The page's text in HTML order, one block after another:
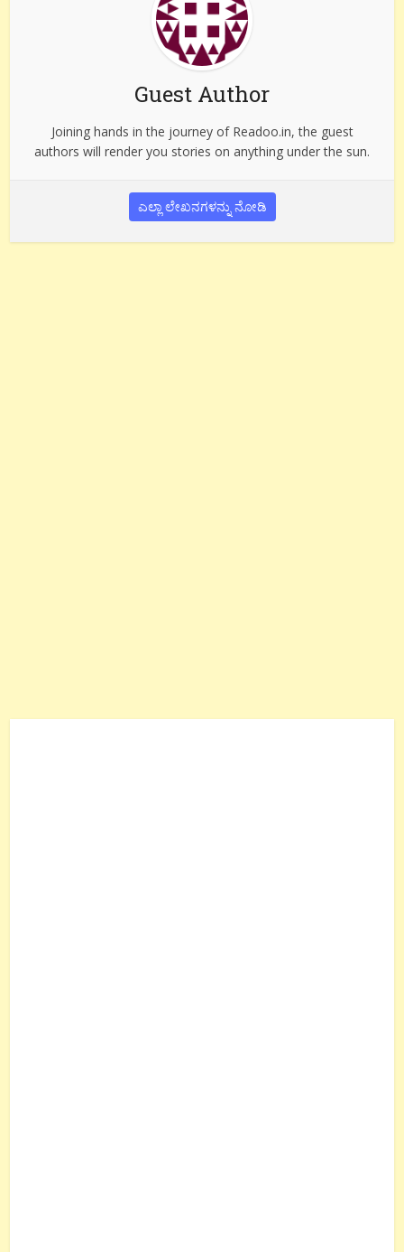
Guest Author
Joining hands in the journey of Readoo.in, the guest
authors will render you stories on anything under the sun.
ಎಲ್ಲಾ ಲೇಖನಗಳನ್ನು ನೋಡಿ